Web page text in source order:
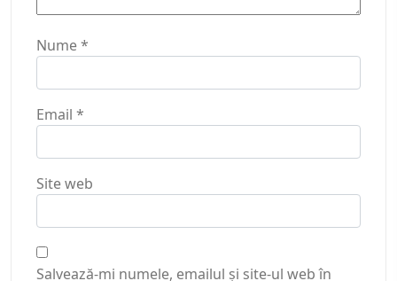
Nume*
Email *
Site web
Salvează-mi numele, emailul și site-ul web în